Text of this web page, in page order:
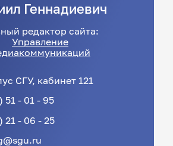
Геннадиевич
редактор сайта:
Управление
СГУ, кабинет 121
51 - 01 - 95
21 - 06 - 25